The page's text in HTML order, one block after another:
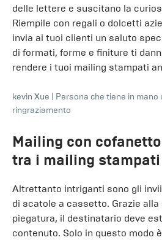
delle lettere e suscitano la
Riempile con regali o dolcetti
invia ai tuoi clienti un saluto
di formati, forme e finiture ti
rendere i tuoi mailing stampati
kevin Xue
Persona che tiene in mano
ringraziamento
Mailing con
tra i mailing stampati
Altrettanto intriganti sono gli
di scatole a cassetto. Grazie
piegatura, il destinatario deve
contenuto. Solo in questo modo